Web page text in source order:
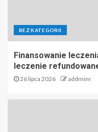
BEZ KATEGORII
Finansowanie
leczenie
26 lipca 2026 addminr